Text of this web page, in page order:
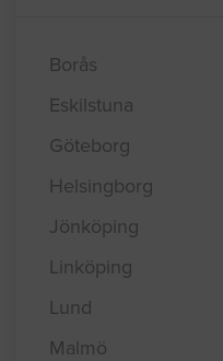
Borås
Eskilstuna
Göteborg
Helsingborg
Jönköping
Linköping
Lund
Malmö